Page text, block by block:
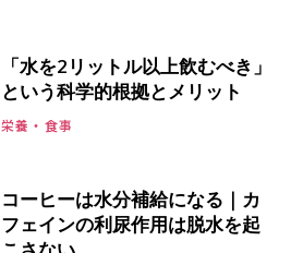
「水を2リットル以上飲むべき」
という科学的根拠とメリット
栄養・食事
コーヒーは水分補給になる｜カ
フェインの利尿作用は脱水を起